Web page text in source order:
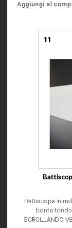
Aggiungi al
11
Battiscopa in
bordo
SCROLLANDO